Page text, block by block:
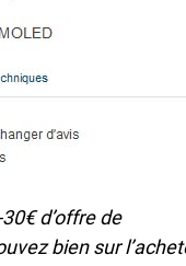
d’offre de
bien sur